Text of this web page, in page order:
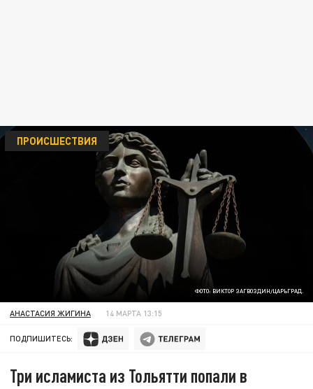
ФОТО: ВИКТОР ЗАГВОЗДИН/ЦАРЬГРАД.
ПРОИСШЕСТВИЯ
АНАСТАСИЯ ЖИГИНА 14 МАРТА 13:15
ПОДПИШИТЕСЬ:
Три исламиста из Тольятти попали в